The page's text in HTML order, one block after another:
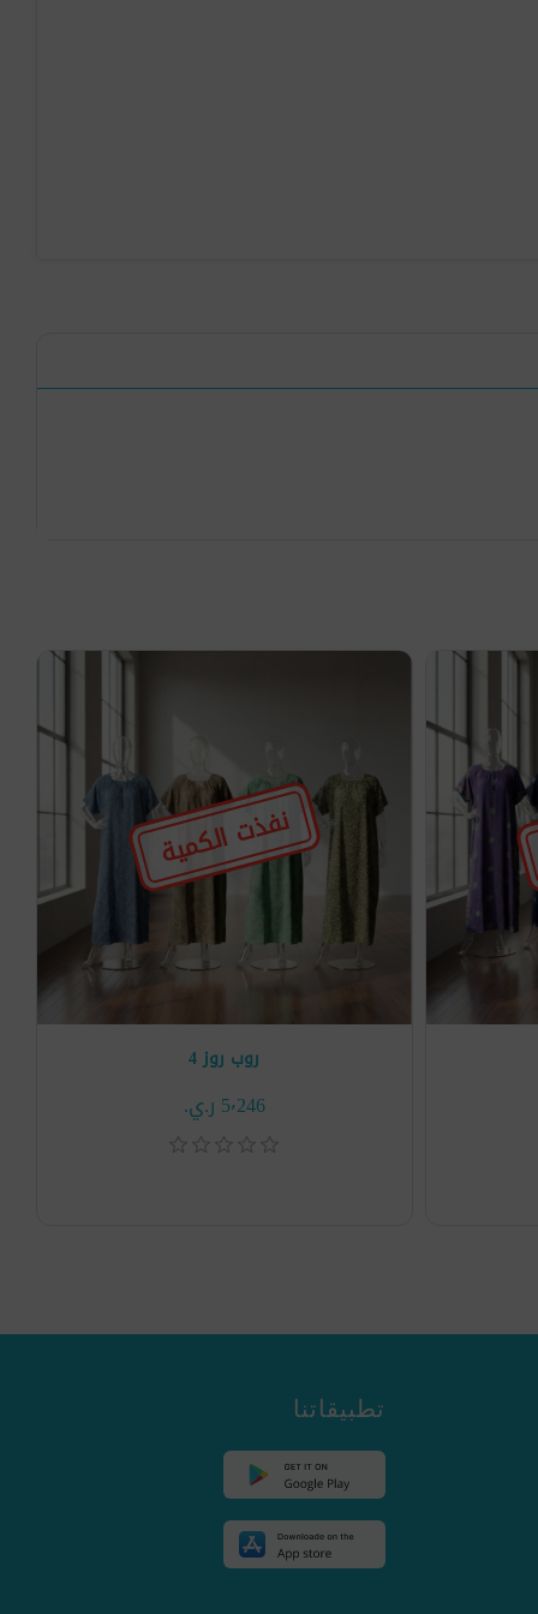
نفذت الكمية
روب روز 4
5٬246 ر.ي.‏
تطبيقاتنا